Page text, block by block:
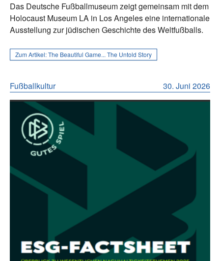
Das Deutsche Fußballmuseum zeigt gemeinsam mit dem
Holocaust Museum LA in Los Angeles eine internationale
Ausstellung zur jüdischen Geschichte des Weltfußballs.
Zum Artikel:The Beautiful Game... The Untold Story
30. Juni 2026
Fußballkultur